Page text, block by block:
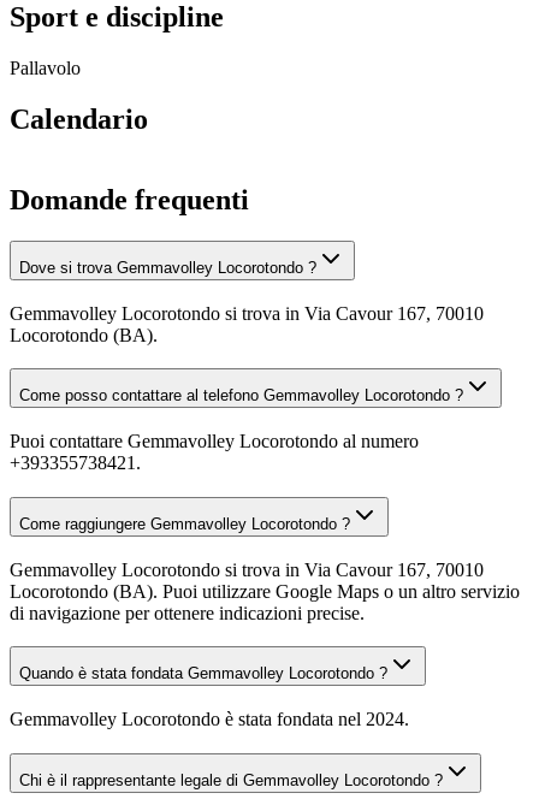
Sport e discipline
Pallavolo
Calendario
Domande frequenti
Dove si trova Gemmavolley Locorotondo ?
Gemmavolley Locorotondo si trova in Via Cavour 167, 70010
Locorotondo (BA).
Come posso contattare al telefono Gemmavolley Locorotondo ?
Puoi contattare Gemmavolley Locorotondo al numero
+393355738421.
Come raggiungere Gemmavolley Locorotondo ?
Gemmavolley Locorotondo si trova in Via Cavour 167, 70010
Locorotondo (BA). Puoi utilizzare Google Maps o un altro servizio
di navigazione per ottenere indicazioni precise.
Quando è stata fondata Gemmavolley Locorotondo ?
Gemmavolley Locorotondo è stata fondata nel 2024.
Chi è il rappresentante legale di Gemmavolley Locorotondo ?